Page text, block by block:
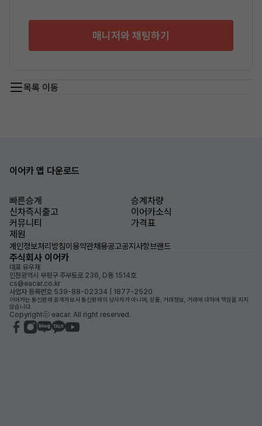
매니저와 채팅하기
목록 이동
이어카 앱 다운로드
빠른승계
승계차량
신차즉시출고
이어카소식
커뮤니티
가격표
제원
개인정보처리방침이용약관채용공고공지사항브랜드
주식회사 이어카
대표 유우재
인천광역시 부평구 주부토로 236, D동 1514호
cs@eacar.co.kr
사업자 등록번호 539-88-02334 | 1877-2520
이어카는 통신판매 중개자로서 통신판매의 당사자가 아니며, 상품, 거래정보, 거래에 대하여 책임을 지지
않습니다.
Copyrightⓒ eacar. All right reserved.